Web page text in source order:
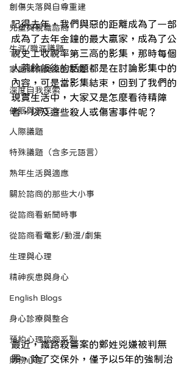
創傷失落與自尊重建
兒童與親職諮商
生涯/職涯議題
家庭關係與原生家庭
深度自我探索
催眠與夢工作
人際議題
特殊議題（含多元語言）
熟年生活與適應
關於諮商的那些大小事
從諮商看新聞時事
從諮商看電影/動漫/劇集
生理與心理
精神疾患與身心
English Blogs
身心診療與整合
預約心理諮商系列
財務心理
記得去年，我們與惡的距離成為了一部
成為了去年金鐘的最大贏家，成為了公
視史上收視率第三高的影集，那時每個
人茶餘飯後的話題都是在討論影集中的
內容，可是當影集結束，回到了我們的
現實生活中，大家又是怎麼看待精障
者，以及這些殺人或傷害事件呢？
最近，鐵路殺警案的鄭姓兇嫌被判無
罪，除了交保外，僅予以5年的強制治